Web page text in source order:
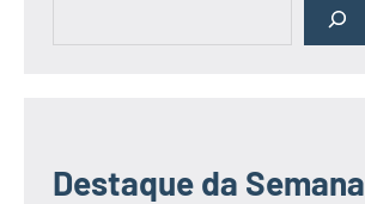
Destaque da Semana